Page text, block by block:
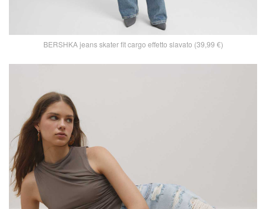
BERSHKA jeans skater fit cargo effetto slavato (39,99 €)